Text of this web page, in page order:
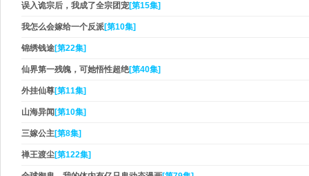
误入诡宗后，我成了全宗团宠[第15集]
我怎么会嫁给一个反派[第10集]
锦绣钱途[第22集]
仙界第一残魄，可她悟性超绝[第40集]
外挂仙尊[第11集]
山海异闻 [第10集]
三嫁公主[第8集]
禅王渡尘[第122集]